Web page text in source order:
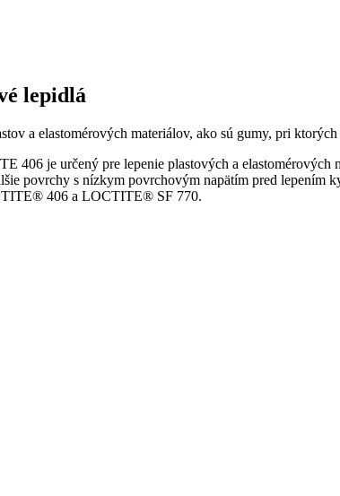
lepidlá
a elastomérových materiálov, ako sú gumy, pri
je určený pre lepenie plastových a
povrchy s nízkym povrchovým napätím pred
406 a LOCTITE® SF 770.